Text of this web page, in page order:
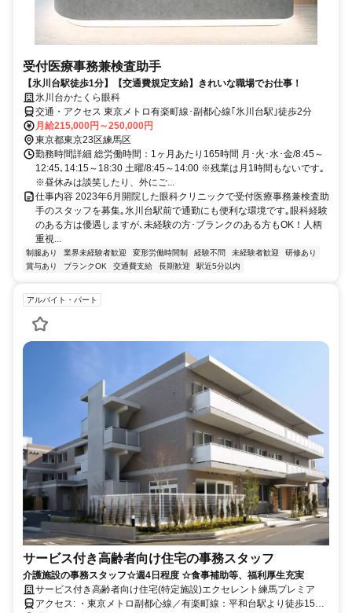
受付医療事務兼検査助手
【氷川台駅徒歩1分】【交通費規定支給】きれいな職場でお仕事！
氷川台かたくら眼科
交通・アクセス 東京メトロ有楽町線･副都心線｢氷川台駅｣徒歩2分
月給215,000円～250,000円
東京都東京23区練馬区
勤務時間詳細 総労働時間：1ヶ月あたり165時間 月･火･水･金/8:45～
12:45､14:15～18:30 土曜/8:45～14:00 ※残業は月1時間もないです｡
※昼休みは談笑したり、外にご...
仕事内容 2023年6月開院した眼科クリニックで受付医療事務兼検査助
手のスタッフを募集｡氷川台駅前で通勤にも便利な環境です｡眼科経験
のある方は優遇しますが､未経験の方･ブランクのある方もOK！人柄
重視...
制服あり 業界未経験者歓迎 変形労働時間制 経験不問 未経験者歓迎
研修あり
賞与あり
ブランクOK 交通費支給 長期歓迎 駅近5分以内
アルバイト・パート
サービス付き高齢者向け住宅の事務スタッフ
介護施設の事務スタッフ☆週4日程度 ☆食事補助等、福利厚生充実
サービス付き高齢者向け住宅(特定施設)エクセレント練馬プレミア
アクセス: ・東京メトロ副都心線／有楽町線：平和台駅より徒歩15分